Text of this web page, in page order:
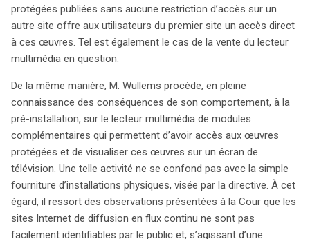
protégées publiées sans aucune restriction d’accès sur un
autre site offre aux utilisateurs du premier site un accès direct
à ces œuvres. Tel est également le cas de la vente du lecteur
multimédia en question.
De la même manière, M. Wullems procède, en pleine
connaissance des conséquences de son comportement, à la
pré-installation, sur le lecteur multimédia de modules
complémentaires qui permettent d’avoir accès aux œuvres
protégées et de visualiser ces œuvres sur un écran de
télévision. Une telle activité ne se confond pas avec la simple
fourniture d’installations physiques, visée par la directive. À cet
égard, il ressort des observations présentées à la Cour que les
sites Internet de diffusion en flux continu ne sont pas
facilement identifiables par le public et, s’agissant d’une